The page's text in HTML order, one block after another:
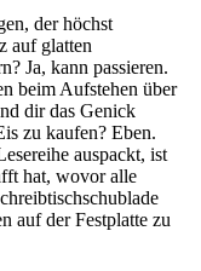
der höchst
auf glatten
Ja, kann passieren.
beim Aufstehen über
dir das Genick
zu kaufen? Eben.
auspackt, ist
hat, wovor alle
auf der Festplatte zu